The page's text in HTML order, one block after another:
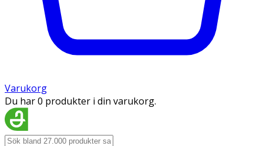
Varukorg
Du har 0 produkter i din varukorg.